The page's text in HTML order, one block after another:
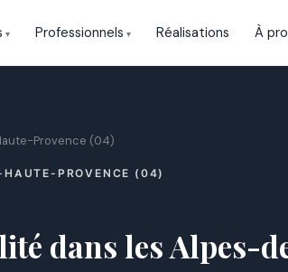
Professionnels Réalisations À
Provence (04)
PROVENCE (04)
dans les Alpes-